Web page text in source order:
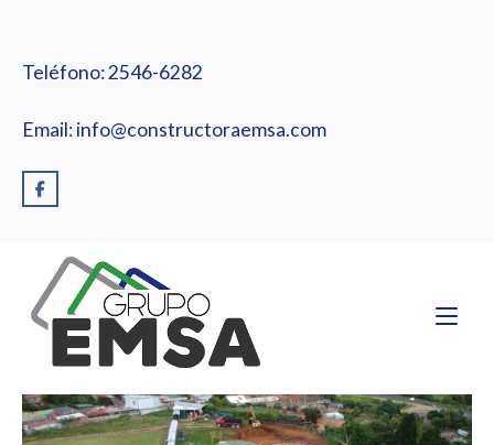
contenido
Teléfono: 2546-6282
Email: info@constructoraemsa.com